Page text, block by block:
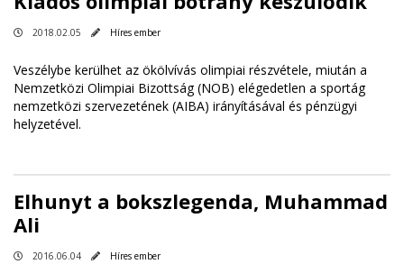
2018.02.05 Híres ember
Veszélybe kerülhet az ökölvívás olimpiai részvétele, miután a
Nemzetközi Olimpiai Bizottság (NOB) elégedetlen a sportág
nemzetközi szervezetének (AIBA) irányításával és pénzügyi
helyzetével.
Elhunyt a bokszlegenda, Muhammad
Ali
2016.06.04 Híres ember